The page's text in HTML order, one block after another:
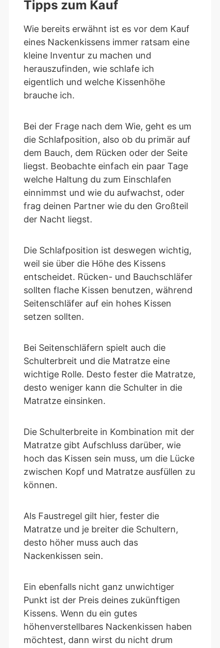
Tipps zum Kauf
Wie bereits erwähnt ist es vor dem Kauf
eines Nackenkissens immer ratsam eine
kleine Inventur zu machen und
herauszufinden, wie schlafe ich
eigentlich und welche Kissenhöhe
brauche ich.
Bei der Frage nach dem Wie, geht es um
die Schlafposition, also ob du primär auf
dem Bauch, dem Rücken oder der Seite
liegst. Beobachte einfach ein paar Tage
welche Haltung du zum Einschlafen
einnimmst und wie du aufwachst, oder
frag deinen Partner wie du den Großteil
der Nacht liegst.
Die Schlafposition ist deswegen wichtig,
weil sie über die Höhe des Kissens
entscheidet. Rücken- und Bauchschläfer
sollten flache Kissen benutzen, während
Seitenschläfer auf ein hohes Kissen
setzen sollten.
Bei Seitenschläfern spielt auch die
Schulterbreit und die Matratze eine
wichtige Rolle. Desto fester die Matratze,
desto weniger kann die Schulter in die
Matratze einsinken.
Die Schulterbreite in Kombination mit der
Matratze gibt Aufschluss darüber, wie
hoch das Kissen sein muss, um die Lücke
zwischen Kopf und Matratze ausfüllen zu
können.
Als Faustregel gilt hier, fester die
Matratze und je breiter die Schultern,
desto höher muss auch das
Nackenkissen sein.
Ein ebenfalls nicht ganz unwichtiger
Punkt ist der Preis deines zukünftigen
Kissens. Wenn du ein gutes
höhenverstellbares Nackenkissen haben
möchtest, dann wirst du nicht drum